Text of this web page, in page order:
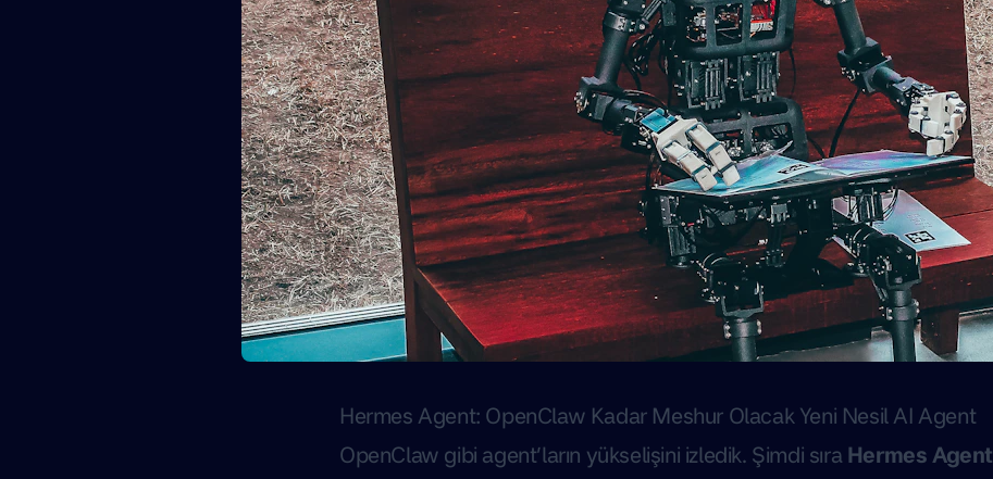
Hermes Agent: OpenClaw Kadar Meshur Olacak Yeni Nesil AI Agent
OpenClaw gibi agent’ların yükselişini izledik. Şimdi sıra Hermes Agent